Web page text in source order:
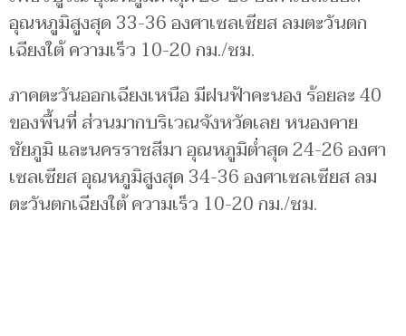
อุณหภูมิสูงสุด 33-36 องศาเซลเซียส ลมตะวันตก
เฉียงใต้ ความเร็ว 10-20 กม./ชม.
ภาคตะวันออกเฉียงเหนือ มีฝนฟ้าคะนอง ร้อยละ 40
ของพื้นที่ ส่วนมากบริเวณจังหวัดเลย หนองคาย
ชัยภูมิ และนครราชสีมา อุณหภูมิต่ำสุด 24-26 องศา
เซลเซียส อุณหภูมิสูงสุด 34-36 องศาเซลเซียส ลม
ตะวันตกเฉียงใต้ ความเร็ว 10-20 กม./ชม.